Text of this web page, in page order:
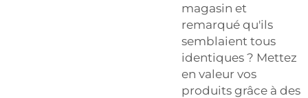
magasin et
remarqué qu'ils
semblaient tous
identiques ? Mettez
en valeur vos
produits grâce à des